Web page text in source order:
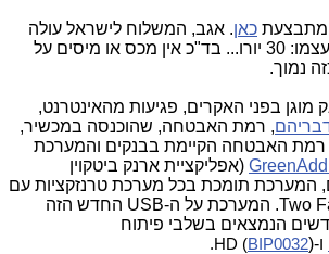
כאן. אגב, המשלוח לישראל עולה
יותר מעלות המכשיר עצמו: 30 יורו... בד"כ אין מכס או מיסים על
נמוך.
מוגן בפני האקרים, פגיעות מהאינטרנט,
, רמת האבטחה, שהוכנסה במכשיר,
רמת האבטחה הקיימת בבנקים והמערכת
(אפליקציית ארנק ביטקוין
המערכת תומכת בכל מערכת טרנזקציות עם
Two Factor Authentication. המערכת על ה-USB החדש הזה
הנמצאים בשלבי פיתוח
ו-( HD (BIP0032
.